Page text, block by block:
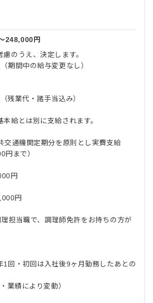
248,000円
のうえ、決定します。
期間中の給与変更なし）
残業代・諸手当込み）
本給とは別に支給されます。
交通機関定期分を原則とし実費支給
円まで）
円
円
担当職で、調理師免許をお持ちの方が
1回・初回は入社後9ヶ月勤務したあとの
業績により変動）